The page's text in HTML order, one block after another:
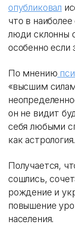
опубликовал
что в
люди склонны
особенно если
По мнению
«высшим
он не видит
себя любыми
как астрология.
Получается,
сошлись,
рождение и
повышение
населения.